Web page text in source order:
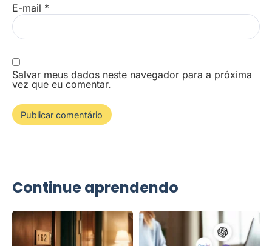
E-mail *
Salvar meus dados neste navegador para a próxima
vez que eu comentar.
Continue aprendendo